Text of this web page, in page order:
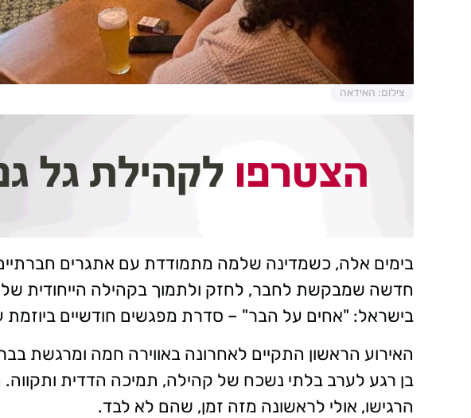
צילום: האידאה
בימים אלה, כשמדינה שלמה מתמודדת עם אתגרים חברתיים
חדשה שמבקשת לחבר, לחזק ולתמוך בקהילה הייחודית של
בישראל: "אחים על הבר" – סדרת מפגשים חודשיים
האירוע הראשון התקיים לאחרונה באווירה חמה ומרגשת
בן רגע לערב בלתי נשכח של קהילה, תמיכה הדדית
הרגישו, אולי לראשונה מזה זמן, שהם לא לבד.